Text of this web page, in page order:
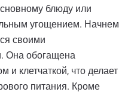
блюду или
угощением. Начнем
своими
Она обогащена
и клетчаткой, что делает
питания. Кроме